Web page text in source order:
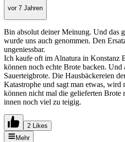
vor 7 Jahren
Bin absolut deiner Meinung. Und das
wurde uns auch genommen. Den
ungeniessbar.
Ich kaufe oft im Alnatura in Konstanz
können noch echte Brote backen.
Sauerteigbrote. Die Hausbäckereien
Katastrophe und sagt man etwas, wird
können nicht mal die gelieferten Brote
innen noch viel zu teigig.
2 Likes
Mehr